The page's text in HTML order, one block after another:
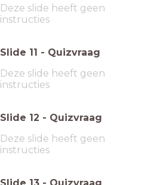
Deze slide heeft geen
instructies
Slide 11 - Quizvraag
Deze slide heeft geen
instructies
Slide 12 - Quizvraag
Deze slide heeft geen
instructies
Slide 13 - Quizvraag